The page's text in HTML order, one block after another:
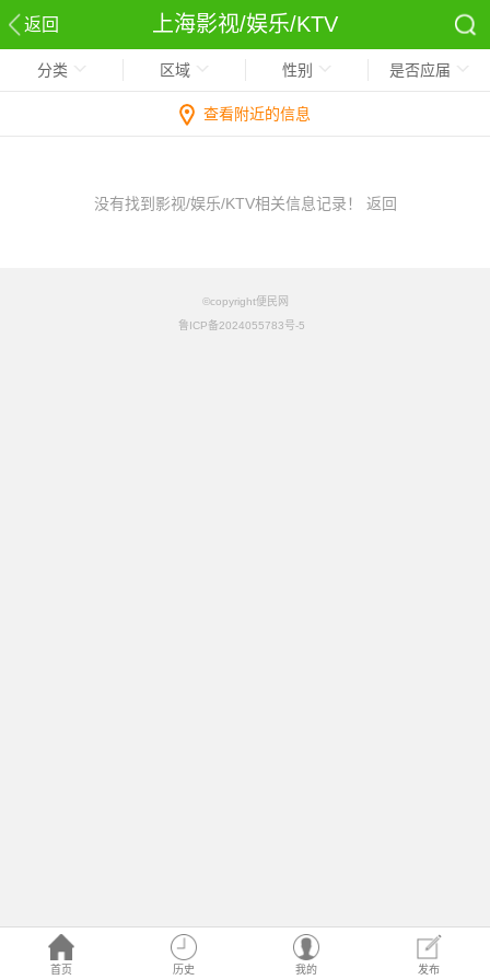
返回 上海影视/娱乐/KTV
首页 历史 我的 发布
分类 区域 性别 是否应届
查看附近的信息
没有找到影视/娱乐/KTV相关信息记录！ 返回
©copyright便民网
鲁ICP备2024055783号-5